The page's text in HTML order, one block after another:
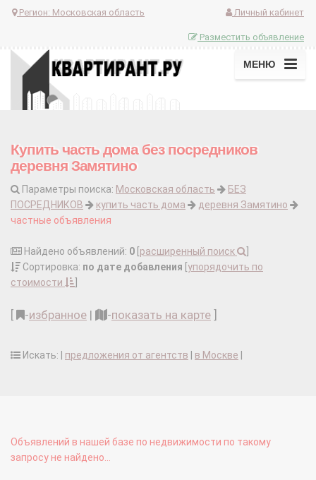
Регион: Московская область Личный кабинет
Разместить объявление
МЕНЮ
Купить часть дома без посредников
деревня Замятино
Параметры поиска: Московская область
БЕЗ
ПОСРЕДНИКОВ
купить часть дома
деревня Замятино
частные объявления
Найдено объявлений: 0 расширенный поиск
Сортировка: по дате добавления упорядочить по
стоимости
-избранное | -показать на карте
Искать: | предложения от агентств в Москве
Объявлений в нашей базе по недвижимости по такому
запросу не найдено...